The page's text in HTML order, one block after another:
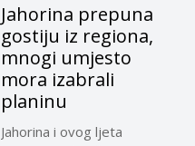
Jahorina prepuna
gostiju iz regiona,
mnogi umjesto
mora izabrali
planinu
Jahorina i ovog ljeta